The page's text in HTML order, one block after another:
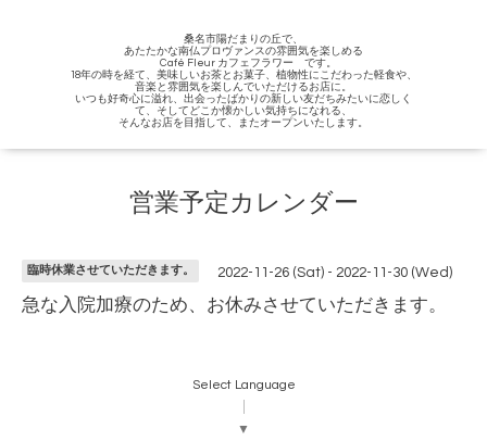
桑名市陽だまりの丘で、
あたたかな南仏プロヴァンスの雰囲気を楽しめる
Café Fleur カフェフラワー です。
18年の時を経て、美味しいお茶とお菓子、植物性にこだわった軽食や、
音楽と雰囲気を楽しんでいただけるお店に。
いつも好奇心に溢れ、出会ったばかりの新しい友だちみたいに恋しく
て、そしてどこか懐かしい気持ちになれる、
そんなお店を目指して、またオープンいたします。
営業予定カレンダー
臨時休業させていただきます。 2022-11-26 (Sat) - 2022-11-30 (Wed)
急な入院加療のため、お休みさせていただきます。
Select Language
▼